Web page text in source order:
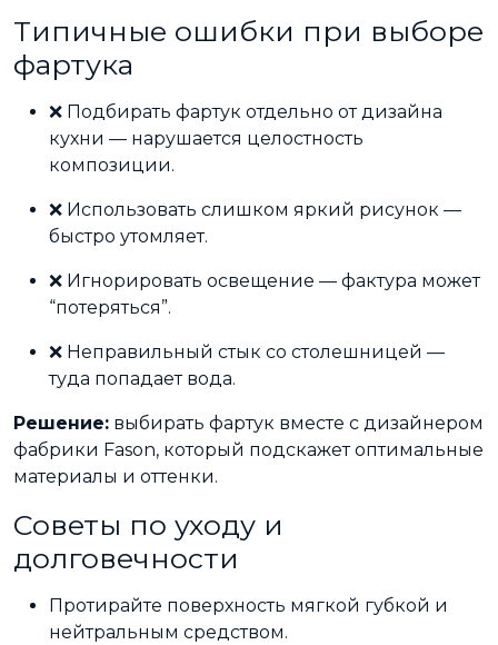
Типичные ошибки при выборе
фартука
❌ Подбирать фартук отдельно от дизайна
кухни — нарушается целостность
композиции.
❌ Использовать слишком яркий рисунок —
быстро утомляет.
❌ Игнорировать освещение — фактура может
“потеряться”.
❌ Неправильный стык со столешницей —
туда попадает вода.
Решение: выбирать фартук вместе с дизайнером
фабрики Fason, который подскажет оптимальные
материалы и оттенки.
Советы по уходу и
долговечности
Протирайте поверхность мягкой губкой и
нейтральным средством.